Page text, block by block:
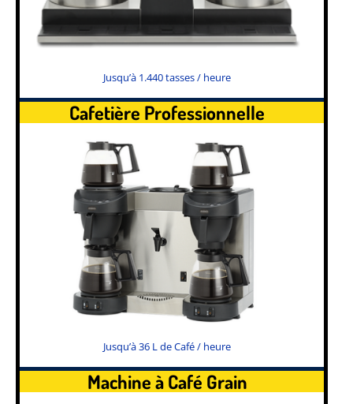
Jusqu’à 1.440 tasses / heure
Cafetière Professionnelle
Jusqu’à 36 L de Café / heure
Machine à Café Grain